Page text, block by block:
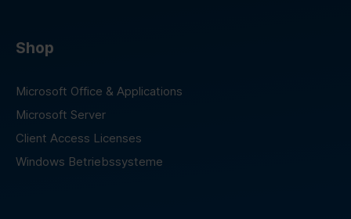
Shop
Microsoft Office & Applications
Microsoft Server
Client Access Licenses
Windows Betriebssysteme